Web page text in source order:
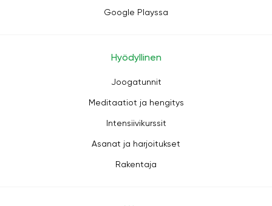
Google Playssa
Hyödyllinen
Joogatunnit
Meditaatiot ja hengitys
Intensiivikurssit
Asanat ja harjoitukset
Rakentaja